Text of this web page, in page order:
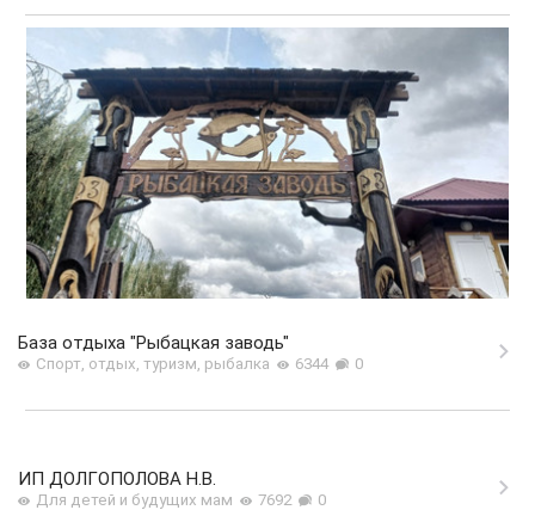
База отдыха "Рыбацкая заводь"
Спорт, отдых, туризм, рыбалка 6344 0
ИП ДОЛГОПОЛОВА Н.В.
Для детей и будущих мам 7692 0